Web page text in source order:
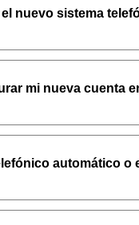
nuevo sistema
mi nueva cuenta
automático o